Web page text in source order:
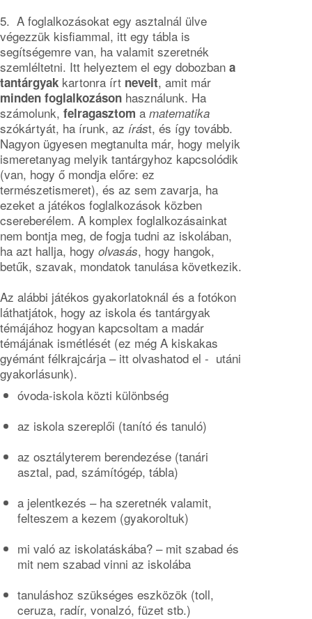
5. A foglalkozásokat egy asztalnál ülve
végezzük kisfiammal, itt egy tábla is
segítségemre van, ha valamit szeretnék
szemléltetni. Itt helyeztem el egy dobozban a
tantárgyak kartonra írt neveit, amit már
minden foglalkozáson használunk. Ha
számolunk, felragasztom a matematika
szókártyát, ha írunk, az írást, és így tovább.
Nagyon ügyesen megtanulta már, hogy melyik
ismeretanyag melyik tantárgyhoz kapcsolódik
(van, hogy ő mondja előre: ez
természetismeret), és az sem zavarja, ha
ezeket a játékos foglalkozások közben
csereberélem. A komplex foglalkozásainkat
nem bontja meg, de fogja tudni az iskolában,
ha azt hallja, hogy olvasás, hogy hangok,
betűk, szavak, mondatok tanulása következik.
Az alábbi játékos gyakorlatoknál és a fotókon
láthatjátok, hogy az iskola és tantárgyak
témájához hogyan kapcsoltam a madár
témájának ismétlését (ez még A kiskakas
gyémánt félkrajcárja – itt olvashatod el - utáni
gyakorlásunk).
óvoda-iskola közti különbség
az iskola szereplői (tanító és tanuló)
az osztályterem berendezése (tanári
asztal, pad, számítógép, tábla)
a jelentkezés – ha szeretnék valamit,
felteszem a kezem (gyakoroltuk)
mi való az iskolatáskába? – mit szabad és
mit nem szabad vinni az iskolába
tanuláshoz szükséges eszközök (toll,
ceruza, radír, vonalzó, füzet stb.)